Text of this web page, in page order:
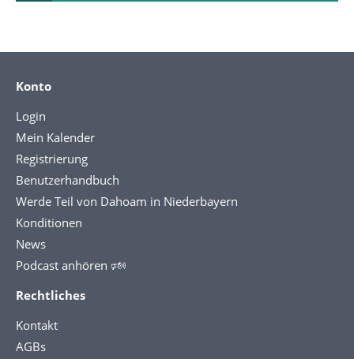
Konto
Login
Mein Kalender
Registrierung
Benutzerhandbuch
Werde Teil von Dahoam in Niederbayern
Konditionen
News
Podcast anhören 🕬
Rechtliches
Kontakt
AGBs